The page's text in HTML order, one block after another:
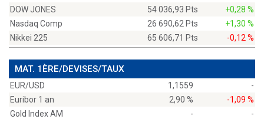
DOW JONES 54 036,93 Pts
+0,28 %
Nasdaq Comp
26 690,62 Pts
+1,30 %
Nikkei 225
65 606,71 Pts -0,12 %
MAT. 1ÈRE/DEVISES/TAUX
EUR/USD 1,1559
-
Euribor 1 an
2,90 %
-1,09 %
Gold Index AM
-
-